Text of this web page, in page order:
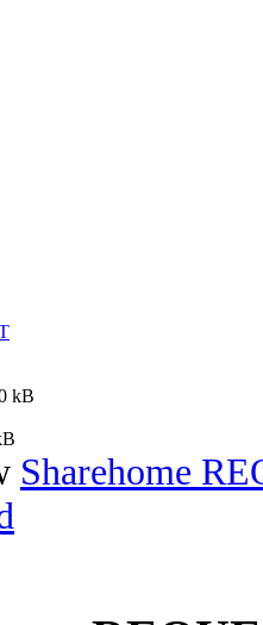
Sharehome